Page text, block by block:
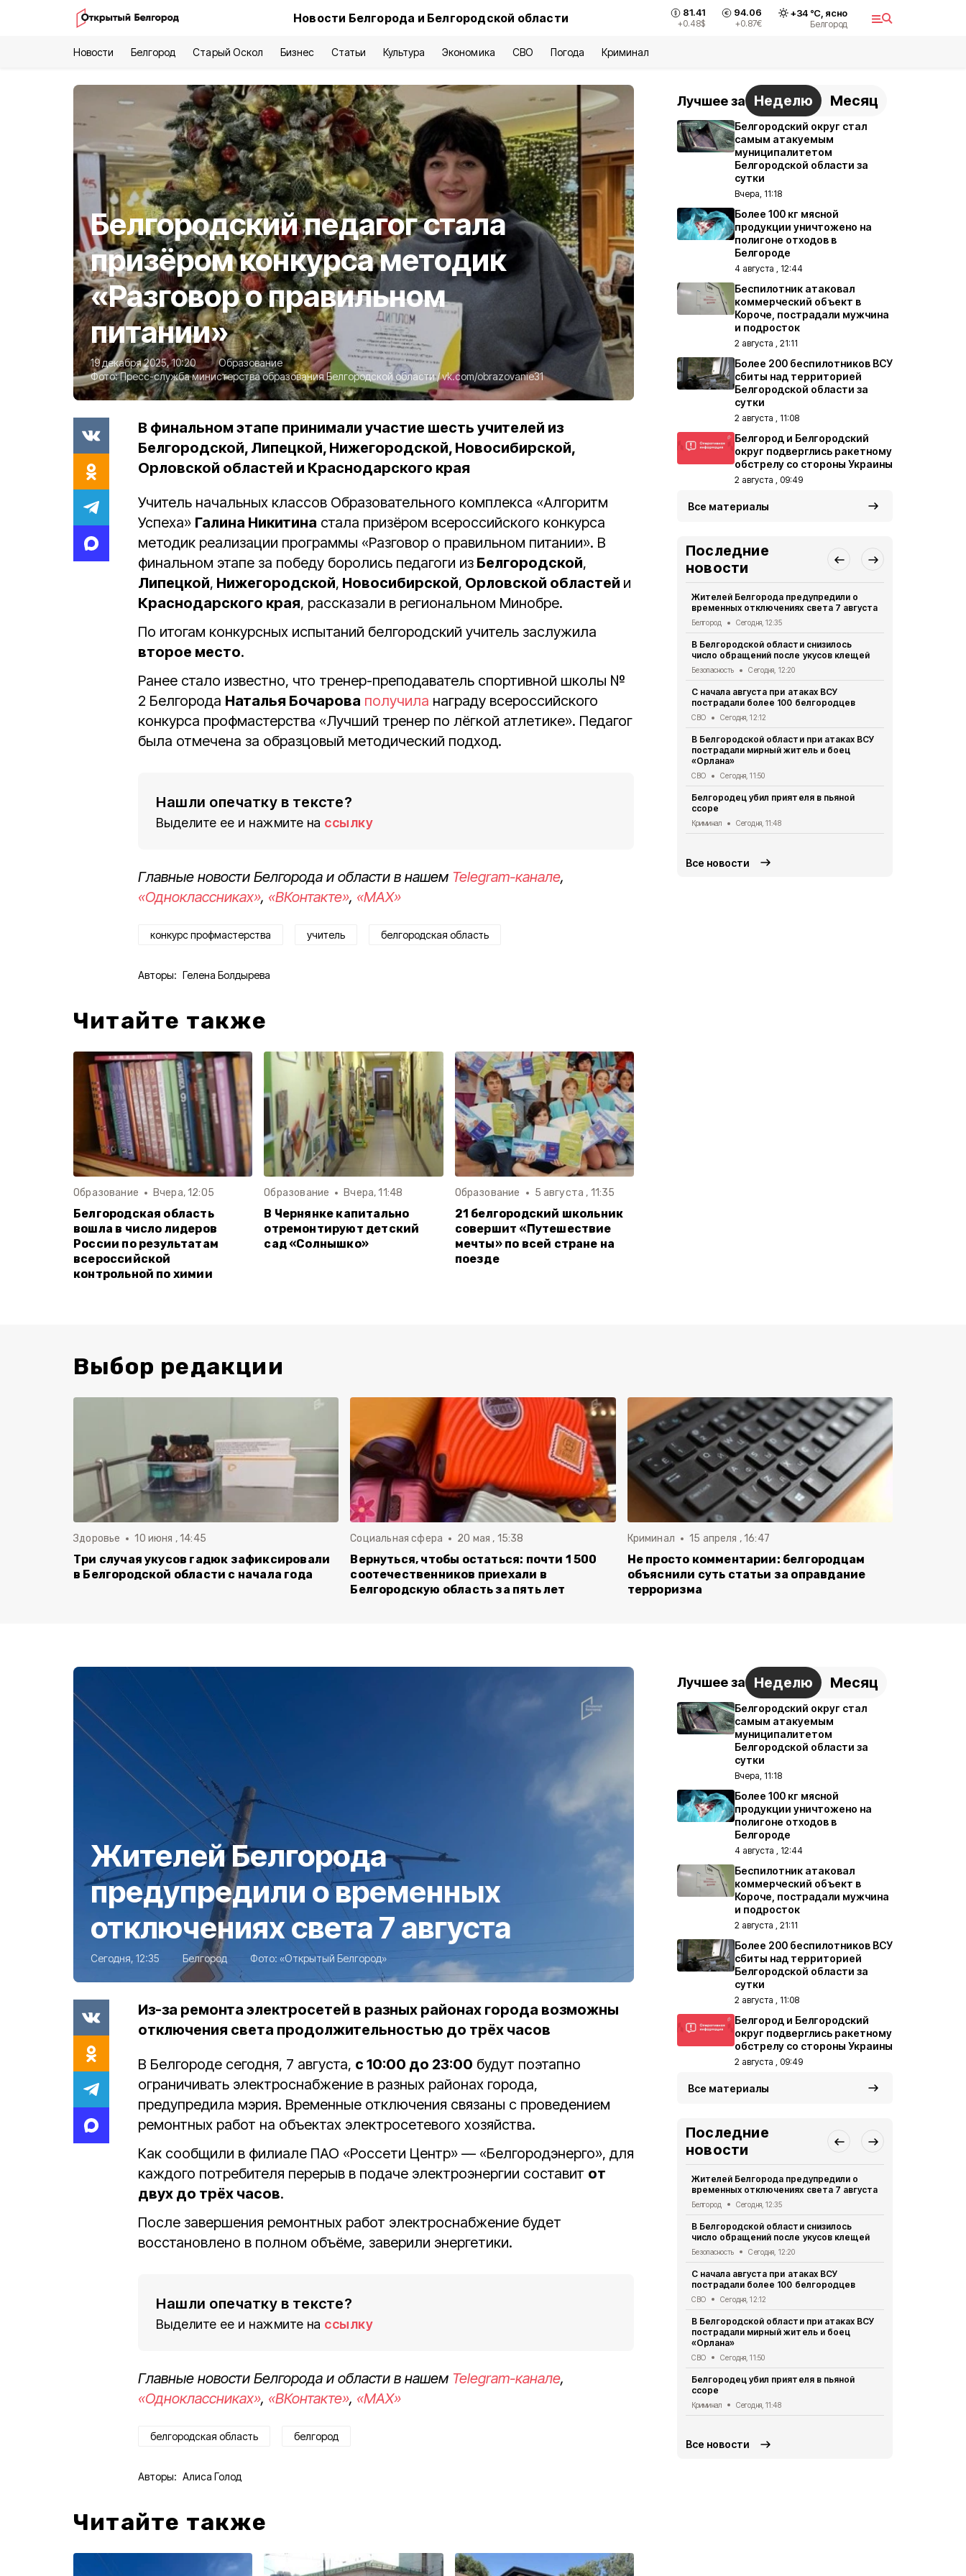
Новости Белгорода и Белгородской области 81.41
+0.48$
94.06
+0.87€
+34°С, ясно
Белгород
Новости Белгород Старый Оскол Бизнес Статьи Культура Экономика СВО Погода Криминал
Белгородский педагог стала
призёром конкурса методик
«Разговор о правильном
питании»
19 декабря 2025, 10:20
Образование
Фото:Пресс-служба министерства образования Белгородской области /vk.com/obrazovanie31
В финальном этапе принимали участие шесть учителей из
Белгородской, Липецкой, Нижегородской, Новосибирской,
Орловской областей и Краснодарского края
Учитель начальных классов Образовательного комплекса «Алгоритм
Успеха» Галина Никитина стала призёром всероссийского конкурса
методик реализации программы «Разговор о правильном питании». В
финальном этапе за победу боролись педагоги из Белгородской,
Липецкой, Нижегородской, Новосибирской, Орловской областей и
Краснодарского края, рассказали в региональном Минобре.
По итогам конкурсных испытаний белгородский учитель заслужила
второе место.
Ранее стало известно, что тренер-преподаватель спортивной школы №
2 Белгорода Наталья Бочарова получила награду всероссийского
конкурса профмастерства «Лучший тренер по лёгкой атлетике». Педагог
была отмечена за образцовый методический подход.
Нашли опечатку в тексте?
Выделите ее и нажмите на ссылку
Главные новости Белгорода и области в нашем Telegram-канале,
«Одноклассниках», «ВКонтакте», «MAX»
конкурс профмастерства учитель белгородская область
Авторы: Гелена Болдырева
Читайте также
Образование Вчера, 12:05
Белгородская область
вошла в число лидеров
России по результатам
всероссийской
контрольной по химии
Образование Вчера, 11:48
В Чернянке капитально
отремонтируют детский
сад «Солнышко»
Образование 5 августа , 11:35
21 белгородский школьник
совершит «Путешествие
мечты» по всей стране на
поезде
Лучшее за Неделю Месяц
Белгородский округ стал
самым атакуемым
муниципалитетом
Белгородской области за
сутки
Вчера, 11:18
Более 100 кг мясной
продукции уничтожено на
полигоне отходов в
Белгороде
4 августа , 12:44
Беспилотник атаковал
коммерческий объект в
Короче, пострадали мужчина
и подросток
2 августа , 21:11
Более 200 беспилотников ВСУ
сбиты над территорией
Белгородской области за
сутки
2 августа , 11:08
Белгород и Белгородский
округ подверглись ракетному
обстрелу со стороны Украины
2 августа , 09:49
Все материалы
Последние
новости
Жителей Белгорода предупредили о
временных отключениях света 7 августа
Белгород Сегодня, 12:35
В Белгородской области снизилось
число обращений после укусов клещей
Безопасность Сегодня, 12:20
С начала августа при атаках ВСУ
пострадали более 100 белгородцев
СВО Сегодня, 12:12
В Белгородской области при атаках ВСУ
пострадали мирный житель и боец
«Орлана»
СВО Сегодня, 11:50
Белгородец убил приятеля в пьяной
ссоре
Криминал Сегодня, 11:48
Все новости
Выбор редакции
Здоровье 10 июня , 14:45
Три случая укусов гадюк зафиксировали
в Белгородской области с начала года
Социальная сфера 20 мая , 15:38
Вернуться, чтобы остаться: почти 1 500
соотечественников приехали в
Белгородскую область за пять лет
Криминал 15 апреля , 16:47
Не просто комментарии: белгородцам
объяснили суть статьи за оправдание
терроризма
Жителей Белгорода
предупредили о временных
отключениях света 7 августа
Сегодня, 12:35 Белгород Фото: «Открытый Белгород»
Из-за ремонта электросетей в разных районах города возможны
отключения света продолжительностью до трёх часов
В Белгороде сегодня, 7 августа, с 10:00 до 23:00 будут поэтапно
ограничивать электроснабжение в разных районах города,
предупредила мэрия. Временные отключения связаны с проведением
ремонтных работ на объектах электросетевого хозяйства.
Как сообщили в филиале ПАО «Россети Центр» — «Белгородэнерго», для
каждого потребителя перерыв в подаче электроэнергии составит от
двух до трёх часов.
После завершения ремонтных работ электроснабжение будет
восстановлено в полном объёме, заверили энергетики.
Нашли опечатку в тексте?
Выделите ее и нажмите на ссылку
Главные новости Белгорода и области в нашем Telegram-канале,
«Одноклассниках», «ВКонтакте», «MAX»
белгородская область белгород
Авторы: Алиса Голод
Читайте также
Лучшее за Неделю Месяц
Белгородский округ стал
самым атакуемым
муниципалитетом
Белгородской области за
сутки
Вчера, 11:18
Более 100 кг мясной
продукции уничтожено на
полигоне отходов в
Белгороде
4 августа , 12:44
Беспилотник атаковал
коммерческий объект в
Короче, пострадали мужчина
и подросток
2 августа , 21:11
Более 200 беспилотников ВСУ
сбиты над территорией
Белгородской области за
сутки
2 августа , 11:08
Белгород и Белгородский
округ подверглись ракетному
обстрелу со стороны Украины
2 августа , 09:49
Все материалы
Последние
новости
Жителей Белгорода предупредили о
временных отключениях света 7 августа
Белгород Сегодня, 12:35
В Белгородской области снизилось
число обращений после укусов клещей
Безопасность Сегодня, 12:20
С начала августа при атаках ВСУ
пострадали более 100 белгородцев
СВО Сегодня, 12:12
В Белгородской области при атаках ВСУ
пострадали мирный житель и боец
«Орлана»
СВО Сегодня, 11:50
Белгородец убил приятеля в пьяной
ссоре
Криминал Сегодня, 11:48
Все новости